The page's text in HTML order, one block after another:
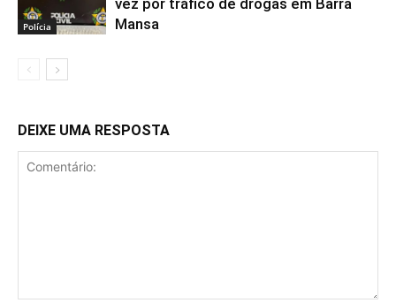
Polícia
vez por tráfico de drogas em Barra
Mansa
DEIXE UMA RESPOSTA